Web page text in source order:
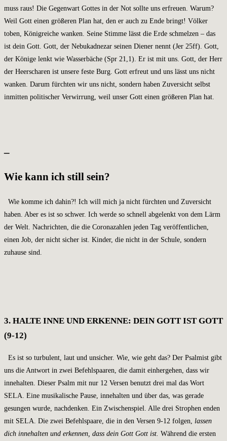
muss raus! Die Gegenwart Gottes in der Not sollte uns erfreuen. Warum?
Weil Gott einen größeren Plan hat, den er auch zu Ende bringt! Völker
toben, Königreiche wanken. Seine Stimme lässt die Erde schmelzen – das
ist dein Gott. Gott, der Nebukadnezar seinen Diener nennt (Jer 25ff). Gott,
der Könige lenkt wie Wasserbäche (Spr 21,1). Er ist mit uns. Gott, der Herr
der Heerscharen ist unsere feste Burg. Gott erfreut und uns lässt uns nicht
wanken. Darum fürchten wir uns nicht, sondern haben Zuversicht selbst
inmitten politischer Verwirrung, weil unser Gott einen größeren Plan hat.
Wie kann ich still sein?
Wie komme ich dahin?! Ich will mich ja nicht fürchten und Zuversicht
haben. Aber es ist so schwer. Ich werde so schnell abgelenkt von dem Lärm
der Welt. Nachrichten, die die Coronazahlen jeden Tag veröffentlichen,
einen Job, der nicht sicher ist. Kinder, die nicht in der Schule, sondern
zuhause sind.
3. HALTE INNE UND ERKENNE: DEIN GOTT IST GOTT
(9-12)
Es ist so turbulent, laut und unsicher. Wie, wie geht das? Der Psalmist gibt
uns die Antwort in zwei Befehlspaaren, die damit einhergehen, dass wir
innehalten. Dieser Psalm mit nur 12 Versen benutzt drei mal das Wort
SELA. Eine musikalische Pause, innehalten und über das, was gerade
gesungen wurde, nachdenken. Ein Zwischenspiel. Alle drei Strophen enden
mit SELA. Die zwei Befehlspaare, die in den Versen 9-12 folgen, lassen
dich innehalten und erkennen, dass dein Gott Gott ist. Während die ersten